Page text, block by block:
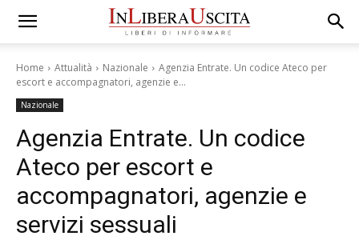
Home Attualità Nazionale
Agenzia Entrate. Un codice Ateco per
escort e accompagnatori, agenzie e...
Nazionale
Agenzia Entrate. Un codice
Ateco per escort e
accompagnatori, agenzie e
servizi sessuali